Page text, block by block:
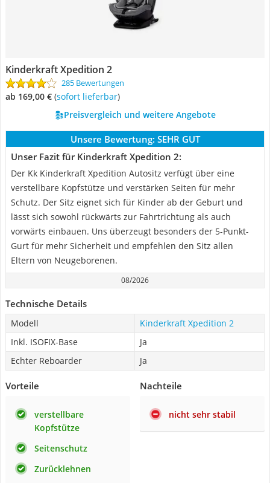
Kinderkraft Xpedition 2
285 Bewertungen
ab 169,00 € ( Sofort lieferbar)
Preisvergleich und weitere Angebote
Unsere Bewertung: SEHR GUT
Unser Fazit für Kinderkraft Xpedition 2:
Der Kk Kinderkraft Xpedition Autositz verfügt über eine
verstellbare Kopfstütze und verstärken Seiten für mehr
Schutz. Der Sitz eignet sich für Kinder ab der Geburt und
lässt sich sowohl rückwärts zur Fahrtrichtung als auch
vorwärts einbauen. Uns überzeugt besonders der 5-Punkt-
Gurt für mehr Sicherheit und empfehlen den Sitz allen
Eltern von Neugeborenen.
08/2026
Technische Details
Modell
Kinderkraft Xpedition 2
Inkl. ISOFIX-Base
Ja
Echter Reboarder
Ja
Vorteile
verstellbare
Kopfstütze
Seitenschutz
Zurücklehnen
Nachteile
nicht sehr stabil